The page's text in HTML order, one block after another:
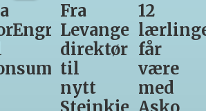
12
lærlinger
får
være
med
Fra
til
Matprat